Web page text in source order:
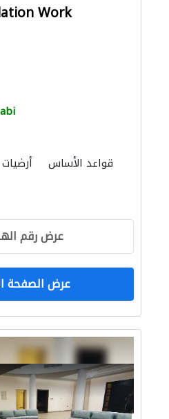
Work
قواعد الأساس
عرض رقم
عرض الصفحة